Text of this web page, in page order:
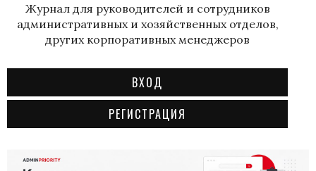
Журнал для руководителей и сотрудников
административных и хозяйственных отделов,
других корпоративных менеджеров
ВХОД
РЕГИСТРАЦИЯ